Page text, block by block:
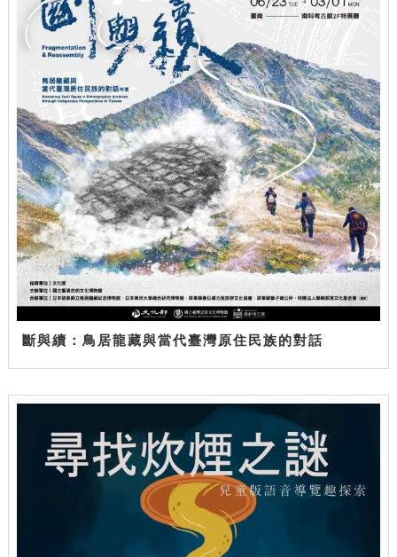
斷與續：鳥居龍藏與當代臺灣原住民族的對話